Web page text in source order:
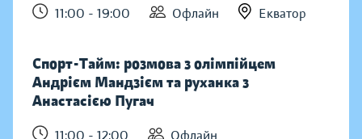
11:00 - 19:00 Офлайн Екватор
Спорт-Тайм: розмова з олімпійцем
Андрієм Мандзієм та руханка з
Анастасією Пугач
11:00 - 12:00
Офлайн